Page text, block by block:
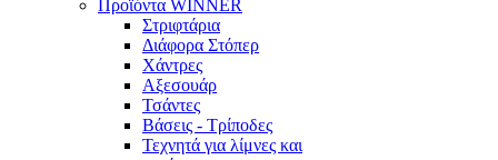
Προϊόντα WINNER
Στριφτάρια
Διάφορα Στόπερ
Χάντρες
Αξεσουάρ
Τσάντες
Βάσεις - Τρίποδες
Τεχνητά για λίμνες και